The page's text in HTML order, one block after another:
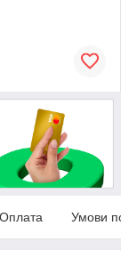
Оплата Умови